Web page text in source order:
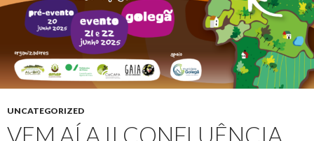
UNCATEGORIZED
VEM AÍ A II CONFLUÊNCIA